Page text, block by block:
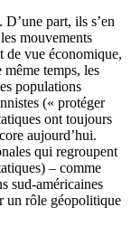
part, ils s’en
mouvements
de vue économique,
temps, les
populations
(« protéger
ont toujours
aujourd’hui.
qui regroupent
– comme
sud-américaines
un rôle géopolitique